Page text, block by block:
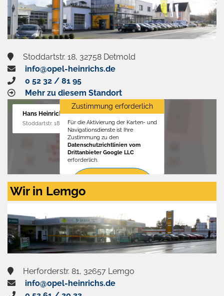
Stoddartstr. 18, 32758 Detmold
info@opel-heinrichs.de
0 52 32 / 81 95
Mehr zu diesem Standort
Hans Heinrichs GmbH
Stoddartstr. 18, 32758 Detmold
Zustimmung erforderlich
Für die Aktivierung der Karten- und
Navigationsdienste ist Ihre
Zustimmung zu den
Datenschutzrichtlinien vom
Drittanbieter Google LLC
erforderlich.
Zustimmen
aktivieren
Wir in Lemgo
Herforderstr. 81, 32657 Lemgo
info@opel-heinrichs.de